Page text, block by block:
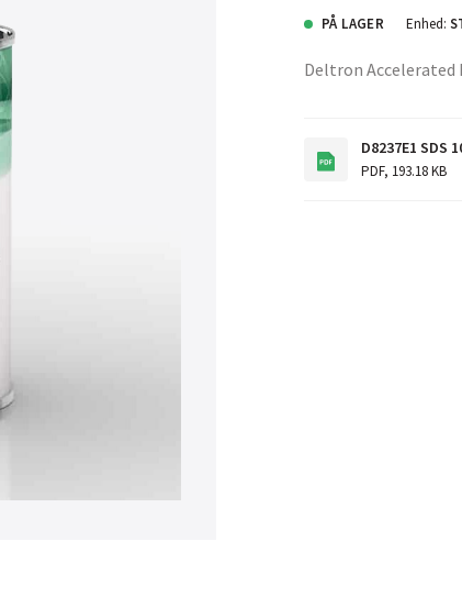
PÅ LAGER Enhed:
Deltron Accelerated
D8237E1 SDS
PDF, 193.18 KB